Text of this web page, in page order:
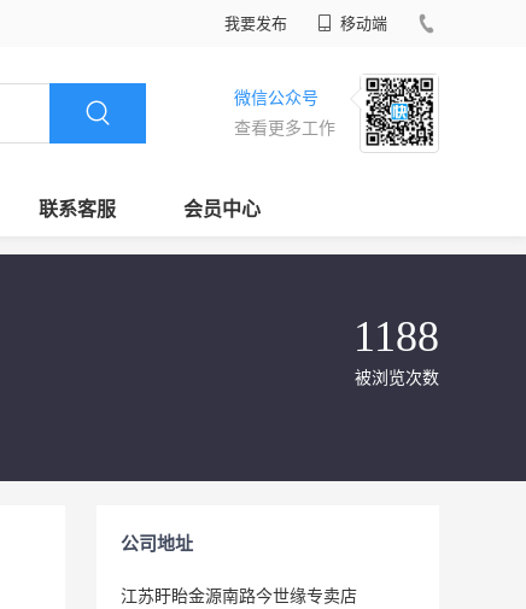
我要发布 移动端
微信公众号
查看更多工作
联系客服 会员中心
1188
被浏览次数
公司地址
江苏盱眙金源南路今世缘专卖店